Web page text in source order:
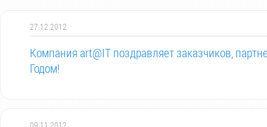
27.12.2012
Компания art@IT поздравляет заказчиков,
Годом!